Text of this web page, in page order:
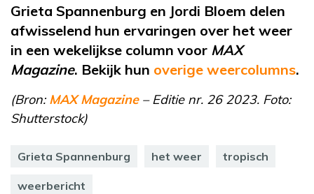
Grieta Spannenburg en Jordi Bloem delen
afwisselend hun ervaringen over het weer
in een wekelijkse column voor MAX
Magazine. Bekijk hun overige weercolumns.
(Bron:MAX Magazine– Editie nr. 26 2023. Foto:
Shutterstock)
Grieta Spannenburg het weer tropisch
weerbericht